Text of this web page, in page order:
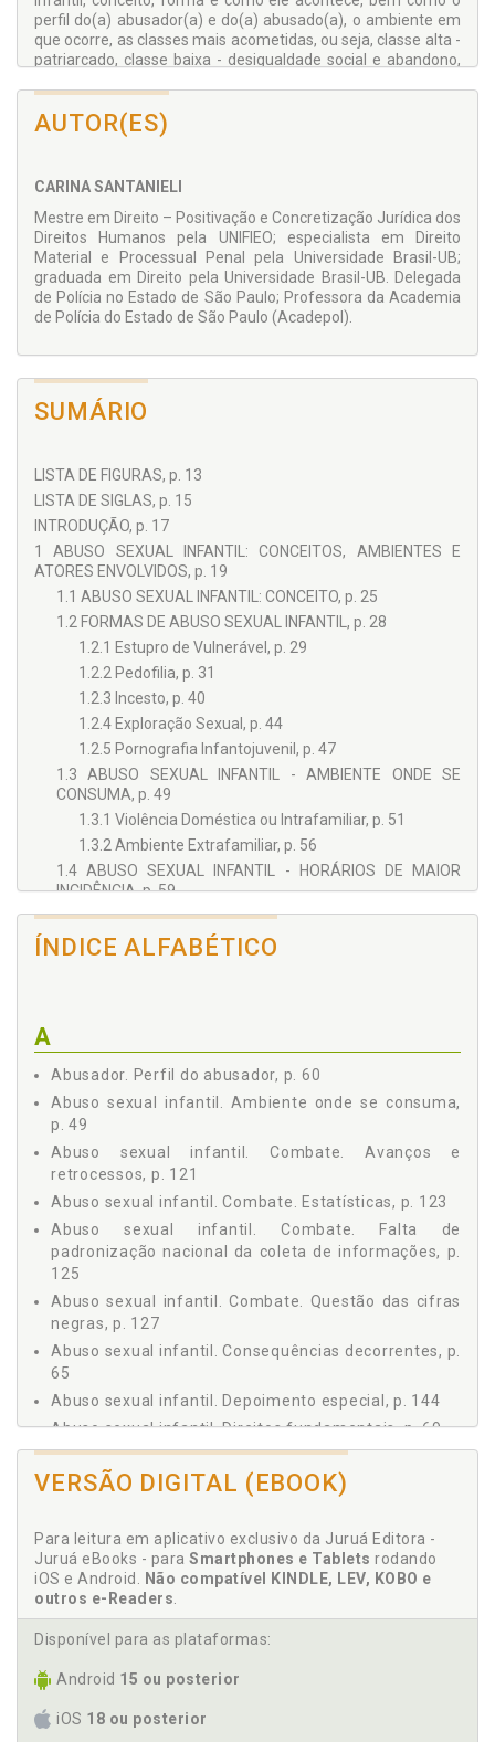
perfil do(a) abusador(a) e do(a) abusado(a), o ambiente em
que ocorre, as classes mais acometidas, ou seja, classe alta -
patriarcado, classe baixa - desigualdade social e abandono,
termo “pedofilia” (parafilia). Importante a unificação e
padronização nas informações e estatísticas por todo o
Brasil, para que, assim, tenha-se a real dimensão do
infantil, com intensos trabalhos voltados à prevenção, e com
Segurança Pública – e PNSPDS – Política Nacional de
Segurança Pública e Defesa Social –, estruturas estas de
integração e coordenação de segurança pública no Brasil,
pois a falta de informações mais precisas, somando-se à
subnotificação, que seria a cifra oculta, causa falhas no
imprescindível combate a estes crimes.
AUTOR(ES)
CARINA SANTANIELI
Mestre em Direito – Positivação e Concretização Jurídica dos
Direitos Humanos pela UNIFIEO; especialista em Direito
Material e Processual Penal pela Universidade Brasil-UB;
graduada em Direito pela Universidade Brasil-UB. Delegada
de Polícia no Estado de São Paulo; Professora da Academia
de Polícia do Estado de São Paulo (Acadepol).
SUMÁRIO
LISTA DE FIGURAS, p. 13
LISTA DE SIGLAS, p. 15
INTRODUÇÃO, p. 17
1 ABUSO SEXUAL INFANTIL: CONCEITOS, AMBIENTES E
ATORES ENVOLVIDOS, p. 19
1.1 ABUSO SEXUAL INFANTIL: CONCEITO, p. 25
1.2 FORMAS DE ABUSO SEXUAL INFANTIL, p. 28
1.2.1 Estupro de Vulnerável, p. 29
1.2.2 Pedofilia, p. 31
1.2.3 Incesto, p. 40
1.2.4 Exploração Sexual, p. 44
1.2.5 Pornografia Infantojuvenil, p. 47
1.3 ABUSO SEXUAL INFANTIL - AMBIENTE ONDE SE
CONSUMA, p. 49
1.3.1 Violência Doméstica ou Intrafamiliar, p. 51
1.3.2 Ambiente Extrafamiliar, p. 56
1.4 ABUSO SEXUAL INFANTIL - HORÁRIOS DE MAIOR
INCIDÊNCIA, p. 59
1.5 PERFIL DO ABUSADOR, p. 60
1.6 PERFIL DAS VÍTIMAS, p. 63
2 TRATAMENTO LEGISLATIVO NO BRASIL, p. 73
2.1 TRATADOS INTERNACIONAIS, p. 74
2.2 TRATAMENTO CONSTITUCIONAL, p. 78
2.3 TRATAMENTO NO CÓDIGO PENAL, p. 81
2.3.1 Estupro, p. 81
2.3.2 Estupro de Vulnerável, p. 84
2.3.3 Favorecimento da Prostituição, p. 91
2.4 A PREVISÃO NO ESTATUTO DA CRIANÇA E DO
ADOLESCENTE (ECA), p. 93
3 COMBATE AO ABUSO SEXUAL INFANTIL - AVANÇOS E
RETROCESSOS, p. 121
3.1 ESTATÍSTICAS, p. 123
3.1.1 Falta de Padronização Nacional da Coleta de
3.1.2 A Questão das Cifras Negras, p. 127
3.2 DEPOIMENTO ESPECIAL, p. 144
3.3 POLÍTICAS PÚBLICAS E COMBATE AO ABUSO
SEXUAL INFANTIL, p. 149
CONCLUSÃO, p. 159
ÍNDICE ALFABÉTICO
A
Abusador. Perfil do abusador, p. 60
Abuso sexual infantil. Ambiente onde se consuma,
p. 49
Abuso sexual infantil. Combate. Avanços e
retrocessos, p. 121
Abuso sexual infantil. Combate. Estatísticas, p. 123
Abuso sexual infantil. Combate. Falta de
padronização nacional da coleta de informações, p.
125
Abuso sexual infantil. Combate. Questão das cifras
negras, p. 127
Abuso sexual infantil. Consequências decorrentes, p.
65
Abuso sexual infantil. Depoimento especial, p. 144
Abuso sexual infantil. Direitos fundamentais, p. 69
Abuso sexual infantil. Formas, p. 28
Abuso sexual infantil. Horários de maior incidência,
Abuso sexual infantil. Políticas públicas e combate
ao abuso sexual infantil, p. 149
Abuso sexual infantil. Previsão no Estatuto da
Criança e do Adolescente (ECA), p. 93
Abuso sexual infantil. Tratados internacionais, p. 74
78
Abuso sexual infantil. Tratamento legislativo no
Brasil, p. 73
VERSÃO DIGITAL (EBOOK)
Para leitura em aplicativo exclusivo da Juruá Editora -
Juruá eBooks - para Smartphones e Tablets rodando
iOS e Android. Não compatível KINDLE, LEV, KOBO e
outros e-Readers.
Disponível para as plataformas:
Android 15 ou posterior
iOS 18 ou posterior